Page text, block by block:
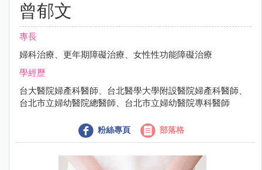
曾郁文
專長
婦科治療、更年期障礙治療、女性性功能障礙治療
學經歷
台大醫院婦產科醫師、台北醫學大學附設醫院婦產科醫師、
台北市立婦幼醫院總醫師、台北市立婦幼醫院專科醫師
粉絲專頁 部落格